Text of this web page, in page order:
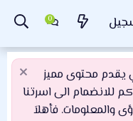
يقدم محتوى مميز
للانضمام الى اسرتنا
والمعلومات. فأهلاَ